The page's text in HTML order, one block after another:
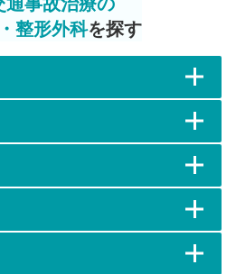
整形外科を探す